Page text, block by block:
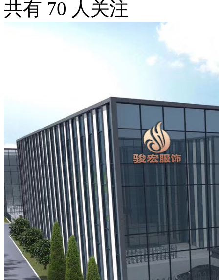
共有 70 人关注